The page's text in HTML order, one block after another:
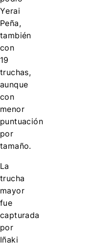
Yerai
Peña,
también
con
19
truchas,
aunque
con
menor
puntuación
por
tamaño.
La
trucha
mayor
fue
capturada
por
Iñaki